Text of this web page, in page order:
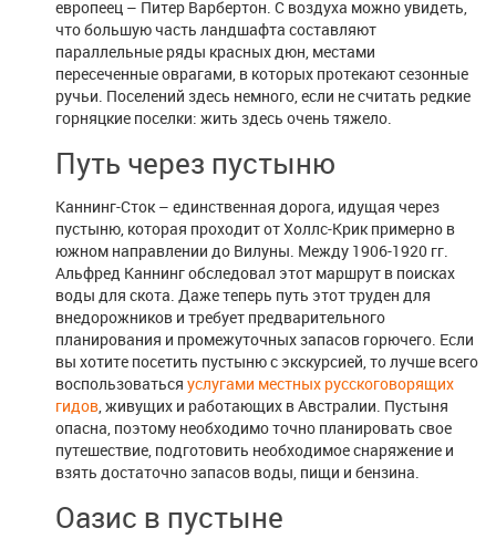
европеец – Питер Варбертон. С воздуха можно увидеть,
что большую часть ландшафта составляют
параллельные ряды красных дюн, местами
пересеченные оврагами, в которых протекают сезонные
ручьи. Поселений здесь немного, если не считать редкие
горняцкие поселки: жить здесь очень тяжело.
Путь через пустыню
Каннинг-Сток – единственная дорога, идущая через
пустыню, которая проходит от Холлс-Крик примерно в
южном направлении до Вилуны. Между 1906-1920 гг.
Альфред Каннинг обследовал этот маршрут в поисках
воды для скота. Даже теперь путь этот труден для
внедорожников и требует предварительного
планирования и промежуточных запасов горючего. Если
вы хотите посетить пустыню с экскурсией, то лучше всего
воспользоваться услугами местных русскоговорящих
гидов, живущих и работающих в Австралии. Пустыня
опасна, поэтому необходимо точно планировать свое
путешествие, подготовить необходимое снаряжение и
взять достаточно запасов воды, пищи и бензина.
Оазис в пустыне